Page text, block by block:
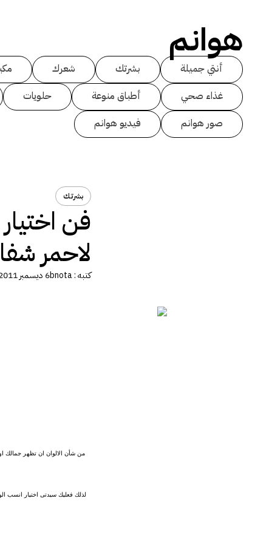
هوانم
أنتي جميلة بشرتك شعرك
غذاء صحي
أطباق منوعة
حلويات
صور هوانم
فيديو هوانم
بشرتك
فن
لاحمر
كتبه :bnota6 ديسمبر 2011
من شأن الالوان ان تظهر جمالك
لذلك فعليك سيدتى اختيار انسب